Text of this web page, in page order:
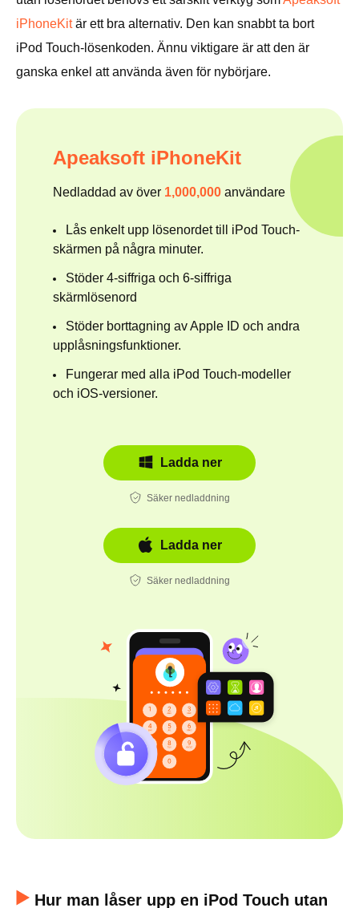
iPhoneKitär ett bra alternativ. Den kan snabbt ta bort
iPod Touch-lösenkoden. Ännu viktigare är att den är
ganska enkel att använda även för nybörjare.
Apeaksoft iPhoneKit
Nedladdad av över 1,000,000 användare
Lås enkelt upp lösenordet till iPod Touch-
skärmen på några minuter.
Stöder 4-siffriga och 6-siffriga
skärmlösenord
Stöder borttagning av Apple ID och andra
upplåsningsfunktioner.
Fungerar med alla iPod Touch-modeller
och iOS-versioner.
Ladda ner
Säker nedladdning
Ladda ner
Säker nedladdning
Hur man låser upp en iPod Touch utan